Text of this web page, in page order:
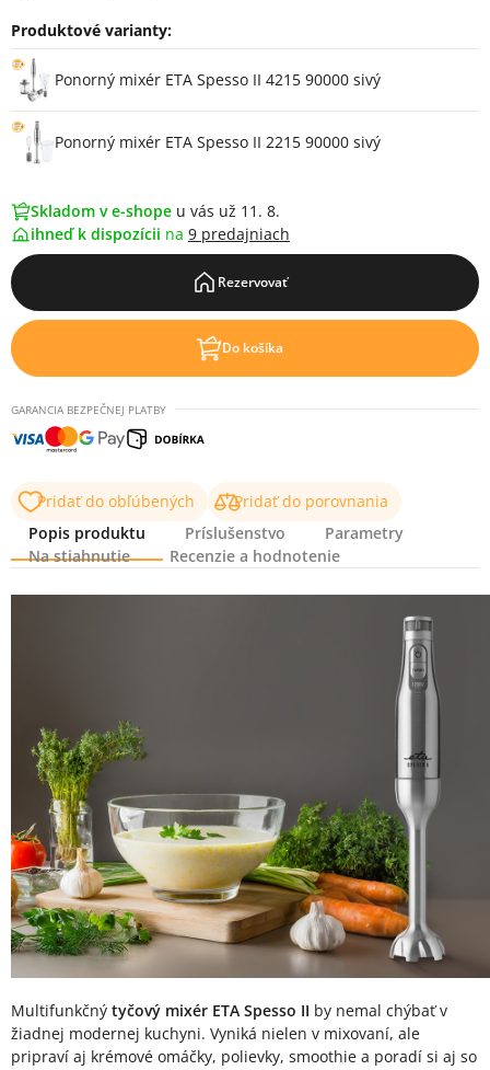
Produktové varianty:
Varianty
Ponorný mixér ETA Spesso II 4215 90000 sivý
Ponorný mixér ETA Spesso II 2215 90000 sivý
Skladom v e-shope u vás už 11. 8.
ihneď k dispozícii na 9 predajniach
Rezervovať
Do košíka
GARANCIA BEZPEČNEJ PLATBY
Pridať do obľúbených
Pridať do porovnania
Popis produktu
Príslušenstvo
Parametry
Na stiahnutie
Recenzie a hodnotenie
Multifunkčný tyčový mixér ETA Spesso II by nemal chýbať v
žiadnej modernej kuchyni. Vyniká nielen v mixovaní, ale
pripraví aj krémové omáčky, polievky, smoothie a poradí si aj so